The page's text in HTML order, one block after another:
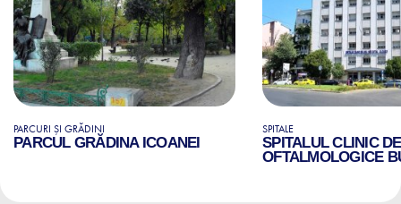
PARCURI ȘI GRĂDINI
PARCUL GRĂDINA ICOANEI
SPITALE
SPITALUL CLINIC
OFTALMOLOGICE